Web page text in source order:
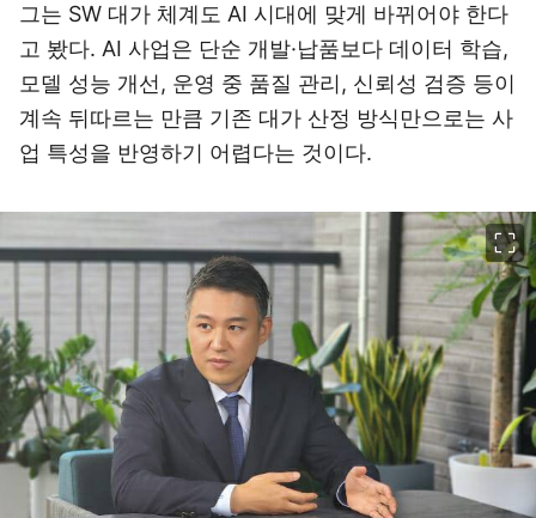
그는 SW 대가 체계도 AI 시대에 맞게 바뀌어야 한다
고 봤다. AI 사업은 단순 개발·납품보다 데이터 학습,
모델 성능 개선, 운영 중 품질 관리, 신뢰성 검증 등이
계속 뒤따르는 만큼 기존 대가 산정 방식만으로는 사
업 특성을 반영하기 어렵다는 것이다.